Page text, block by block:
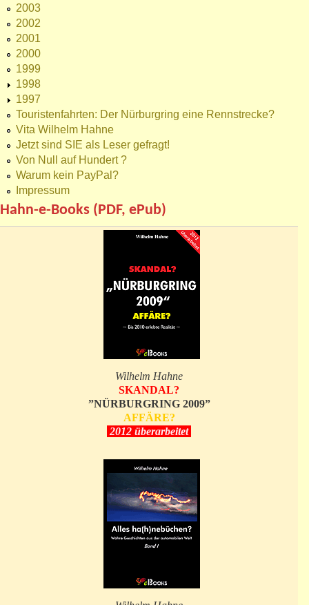
2003
2002
2001
2000
1999
1998
1997
Touristenfahrten: Der Nürburgring eine Rennstrecke?
Vita Wilhelm Hahne
Jetzt sind SIE als Leser gefragt!
Von Null auf Hundert ?
Warum kein PayPal?
Impressum
Hahn-e-Books (PDF, ePub)
Wilhelm Hahne
SKANDAL?
”NÜRBURGRING 2009”
AFFÄRE?
2012 überarbeitet